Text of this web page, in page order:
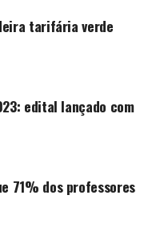
tarifária verde
edital lançado com
71% dos professores